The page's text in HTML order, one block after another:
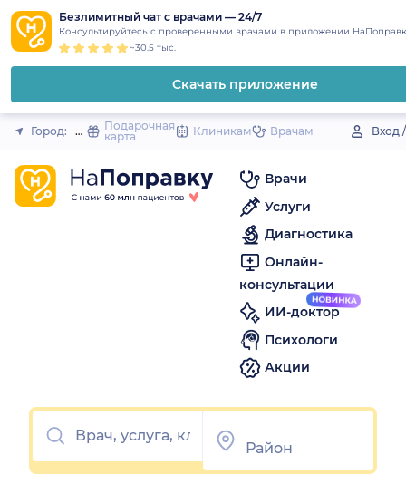
to
content
Безлимитный чат с врачами — 24/7
Консультируйтесь с проверенными врачами в приложении
~30.5 тыс.
Скачать приложение
Закрыть
Город: Южно-Курильск (поселок)
Подарочная
карта
Клиникам Врачам Вход
Врачи
Услуги
Диагностика
Онлайн-
консультации
ИИ-доктор
Психологи
Акции